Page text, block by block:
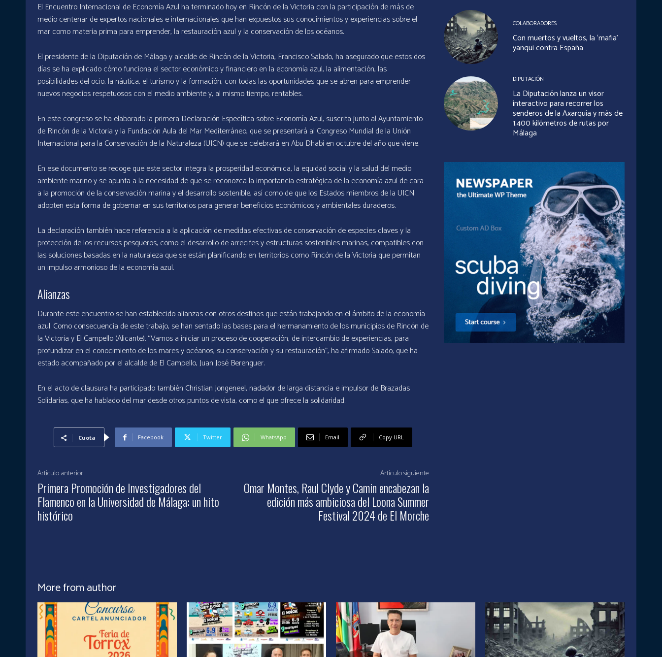
El Encuentro Internacional de Economía Azul ha terminado hoy en Rincón de la Victoria con la participación de más de
medio centenar de expertos nacionales e internacionales que han expuestos sus conocimientos y experiencias sobre el
mar como materia prima para emprender, la restauración azul y la conservación de los océanos.
El presidente de la Diputación de Málaga y alcalde de Rincón de la Victoria, Francisco Salado, ha asegurado que estos dos
días se ha explicado cómo funciona el sector económico y financiero en la economía azul, la alimentación, las
posibilidades del ocio, la náutica, el turismo y la formación, con todas las oportunidades que se abren para emprender
nuevos negocios respetuosos con el medio ambiente y, al mismo tiempo, rentables.
En este congreso se ha elaborado la primera Declaración Específica sobre Economía Azul, suscrita junto al Ayuntamiento
de Rincón de la Victoria y la Fundación Aula del Mar Mediterráneo, que se presentará al Congreso Mundial de la Unión
Internacional para la Conservación de la Naturaleza (UICN) que se celebrará en Abu Dhabi en octubre del año que viene.
En ese documento se recoge que este sector integra la prosperidad económica, la equidad social y la salud del medio
ambiente marino y se apunta a la necesidad de que se reconozca la importancia estratégica de la economía azul de cara
a la promoción de la conservación marina y el desarrollo sostenible, así como de que los Estados miembros de la UICN
adopten esta forma de gobernar en sus territorios para generar beneficios económicos y ambientales duraderos.
La declaración también hace referencia a la aplicación de medidas efectivas de conservación de especies claves y la
protección de los recursos pesqueros, como el desarrollo de arrecifes y estructuras sostenibles marinas, compatibles con
las soluciones basadas en la naturaleza que se están planificando en territorios como Rincón de la Victoria que permitan
un impulso armonioso de la economía azul.
Alianzas
Durante este encuentro se han establecido alianzas con otros destinos que están trabajando en el ámbito de la economía
azul. Como consecuencia de este trabajo, se han sentado las bases para el hermanamiento de los municipios de Rincón de
la Victoria y El Campello (Alicante). “Vamos a iniciar un proceso de cooperación, de intercambio de experiencias, para
profundizar en el conocimiento de los mares y océanos, su conservación y su restauración”, ha afirmado Salado, que ha
estado acompañado por el alcalde de El Campello, Juan José Berenguer.
En el acto de clausura ha participado también Christian Jongeneel, nadador de larga distancia e impulsor de Brazadas
Solidarias, que ha hablado del mar desde otros puntos de vista, como el que ofrece la solidaridad.
Cuota Facebook Twitter WhatsApp Email Copy URL
Artículo anterior
Primera Promoción de Investigadores del
Flamenco en la Universidad de Málaga: un hito
histórico
Artículo siguiente
Omar Montes, Raul Clyde y Camin encabezan la
edición más ambiciosa del Loona Summer
Festival 2024 de El Morche
COLABORADORES
Con muertos y vueltos, la ‘mafia’
yanqui contra España
DIPUTACIÓN
La Diputación lanza un visor
interactivo para recorrer los
senderos de la Axarquía y más de
1.400 kilómetros de rutas por
Málaga
More from author